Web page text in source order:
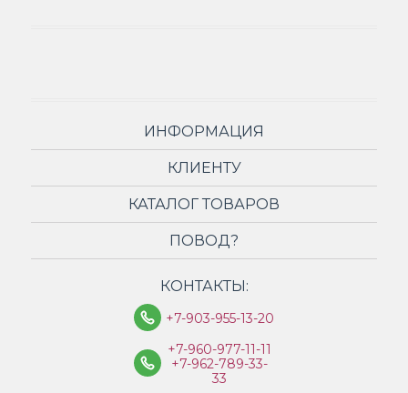
ИНФОРМАЦИЯ
КЛИЕНТУ
КАТАЛОГ ТОВАРОВ
ПОВОД?
КОНТАКТЫ:
+7-903-955-13-20
+7-960-977-11-11
+7-962-789-33-
33